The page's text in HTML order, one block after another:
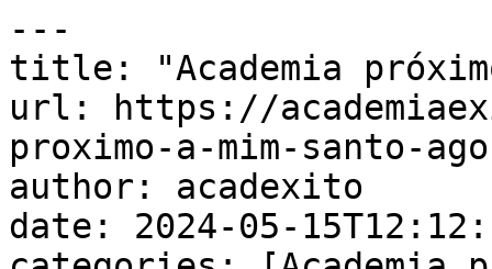
---
title: "Academia
url: https://
proximo-a-mim-santo-
author: acadexito
date: 2024-05-